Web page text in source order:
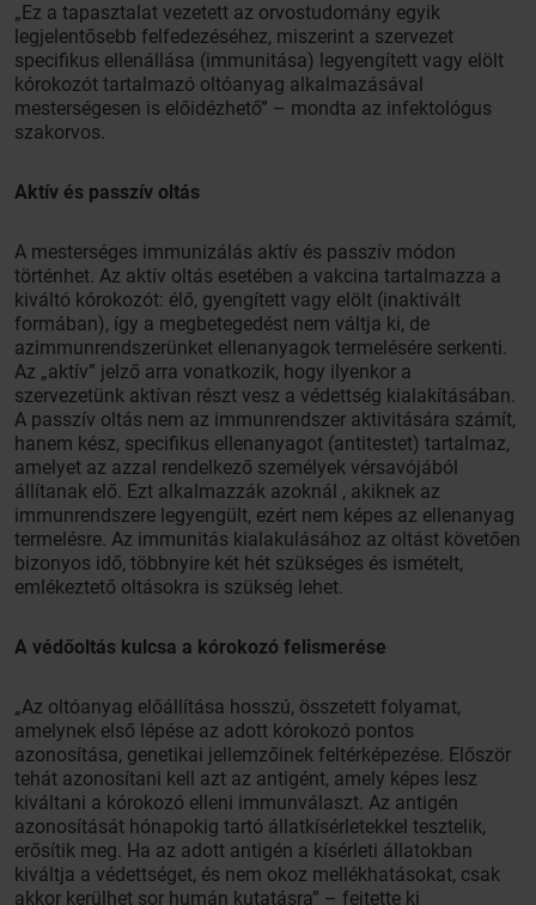
„Ez a tapasztalat vezetett az orvostudomány egyik
legjelentősebb felfedezéséhez, miszerint a szervezet
specifikus ellenállása (immunitása) legyengített vagy elölt
kórokozót tartalmazó oltóanyag alkalmazásával
mesterségesen is előidézhető” – mondta az infektológus
szakorvos.
Aktív és passzív oltás
A mesterséges immunizálás aktív és passzív módon
történhet. Az aktív oltás esetében a vakcina tartalmazza a
kiváltó kórokozót: élő, gyengített vagy elölt (inaktivált
formában), így a megbetegedést nem váltja ki, de
azimmunrendszerünket ellenanyagok termelésére serkenti.
Az „aktív” jelző arra vonatkozik, hogy ilyenkor a
szervezetünk aktívan részt vesz a védettség kialakításában.
A passzív oltás nem az immunrendszer aktivitására számít,
hanem kész, specifikus ellenanyagot (antitestet) tartalmaz,
amelyet az azzal rendelkező személyek vérsavójából
állítanak elő. Ezt alkalmazzák azoknál , akiknek az
immunrendszere legyengült, ezért nem képes az ellenanyag
termelésre. Az immunitás kialakulásához az oltást követően
bizonyos idő, többnyire két hét szükséges és ismételt,
emlékeztető oltásokra is szükség lehet.
A védőoltás kulcsa a kórokozó felismerése
„Az oltóanyag előállítása hosszú, összetett folyamat,
amelynek első lépése az adott kórokozó pontos
azonosítása, genetikai jellemzőinek feltérképezése. Először
tehát azonosítani kell azt az antigént, amely képes lesz
kiváltani a kórokozó elleni immunválaszt. Az antigén
azonosítását hónapokig tartó állatkísérletekkel tesztelik,
erősítik meg. Ha az adott antigén a kísérleti állatokban
kiváltja a védettséget, és nem okoz mellékhatásokat, csak
akkor kerülhet sor humán kutatásra” – fejtette ki